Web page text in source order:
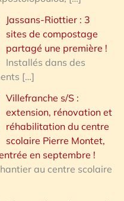
Jassans-Riottier : 3
sites de compostage
partagé une première !
Installés dans des
[…]
Villefranche s/S :
extension, rénovation et
réhabilitation du centre
scolaire Pierre Montet,
en septembre !
au centre scolaire